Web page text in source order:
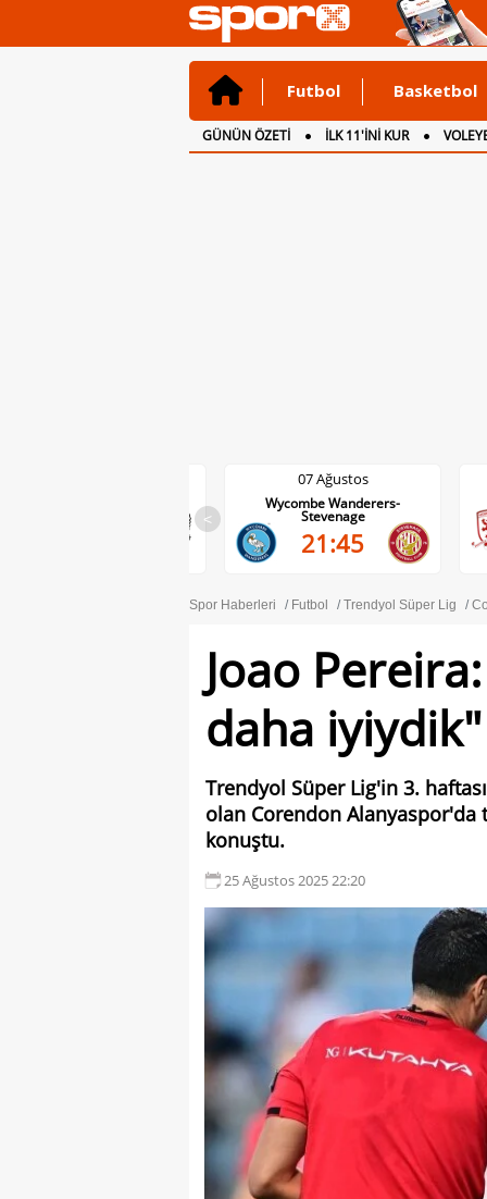
Futbol Basketbol
GÜNÜN ÖZETİ İLK 11'İNİ KUR
CANLI ANLATIM
İNGİLTERE
<
07 Ağustos
Middlesbrough-Wrexham
22:00
Spor Haberleri Futbol Trendyol Süper Lig
Joao
daha iyiydik"
Trendyol Süper Lig'in 3.
olan Corendon Alanyaspor'da
konuştu.
25 Ağustos 2025 22:20